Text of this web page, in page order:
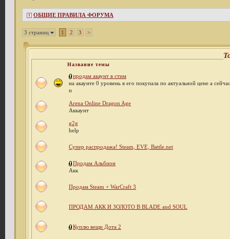
ОБЩИЕ ПРАВИЛА ФОРУМА
3 страниц 1 2 3 >
Название темы
продам акаунт в стим
на акаунте 0 уровень я его покупала по актуальной цене а
п
Arena Online Dragon Age
Аккаунт
g2g
help
Супер распродажа! Steam, EVE, Battle.net
Продам Альбион
Акк
Продам Steam + WarCraft 3
ПРОДАМ АКК И ЗОЛОТО В BLADE and SOUL
Куплю вещи Дота 2